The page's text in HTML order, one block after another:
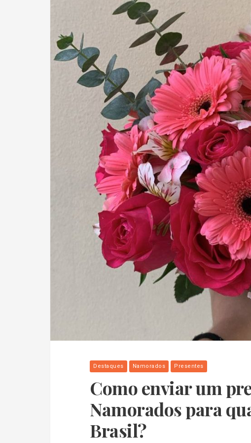
Destaques Namorados Presentes
Como enviar um
Namorados para
Brasil?